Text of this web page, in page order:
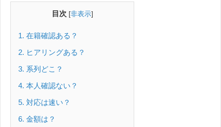
目次 [非表示]
1 在籍確認ある？
2
ヒアリングある？
3 系列どこ？
4 本人確認ない？
5 対応は速い？
6 金額は？